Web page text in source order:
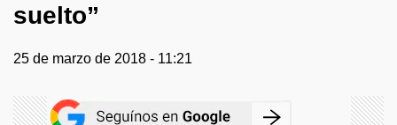
suelto”
25 de marzo de 2018 - 11:21